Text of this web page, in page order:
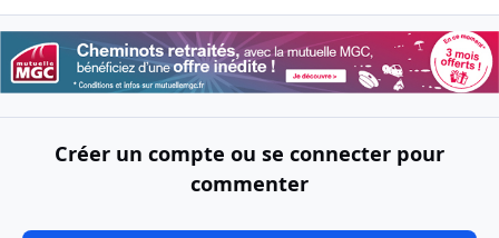
Créer un compte ou se connecter pour
commenter